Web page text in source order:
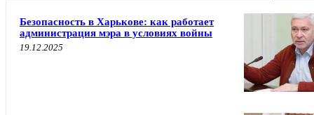
Безопасность в Харькове: как работает
администрация мэра в условиях войны
19.12.2025